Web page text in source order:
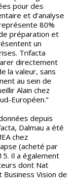
pour des
et d’analyse
80%
préparation et
un
Trifacta
directement
la valeur, sans
au sein de
Alain chez
Européen.”
depuis
Dalmau a été
chez
(acheté par
Il a également
dont Nat
Vision de